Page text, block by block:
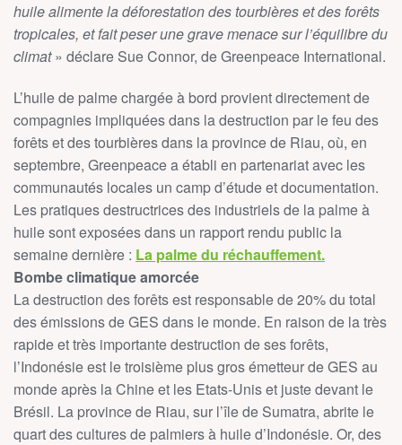
huile alimente la déforestation des tourbières et des forêts
tropicales, et fait peser une grave menace sur l’équilibre du
climat» déclare Sue Connor, de Greenpeace International.
L’huile de palme chargée à bord provient directement de
compagnies impliquées dans la destruction par le feu des
forêts et des tourbières dans la province de Riau, où, en
septembre, Greenpeace a établi en partenariat avec les
communautés locales un camp d’étude et documentation.
Les pratiques destructrices des industriels de la palme à
huile sont exposées dans un rapport rendu public la
semaine dernière : La palme du réchauffement.
Bombe climatique amorcée
La destruction des forêts est responsable de 20% du total
des émissions de GES dans le monde. En raison de la très
rapide et très importante destruction de ses forêts,
l’Indonésie est le troisième plus gros émetteur de GES au
monde après la Chine et les Etats-Unis et juste devant le
Brésil. La province de Riau, sur l’île de Sumatra, abrite le
quart des cultures de palmiers à huile d’Indonésie. Or, des